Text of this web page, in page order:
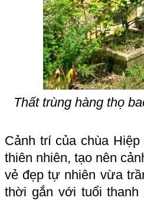
Thất trùng hàng thọ
Cảnh trí của chùa
thiên nhiên, tạo nên
vẻ đẹp tự nhiên vừa
thời gắn với tuổi